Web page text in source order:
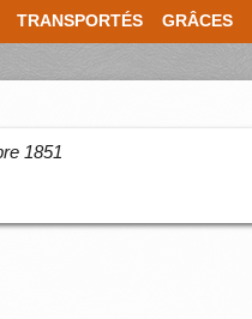
TRANSPORTÉS GRÂCES
1851